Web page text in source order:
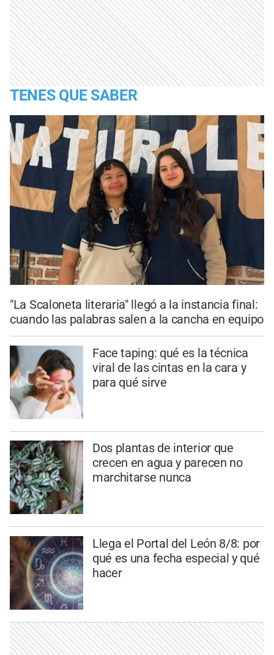
TENES QUE SABER
"La Scaloneta literaria" llegó a la instancia final:
cuando las palabras salen a la cancha en equipo
Face taping: qué es la técnica
viral de las cintas en la cara y
para qué sirve
Dos plantas de interior que
crecen en agua y parecen no
marchitarse nunca
Llega el Portal del León 8/8: por
qué es una fecha especial y qué
hacer